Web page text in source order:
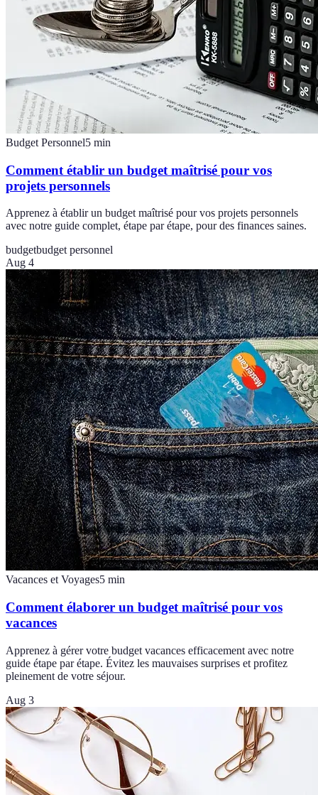
Budget Personnel5 min
Comment établir un budget maîtrisé pour vos
projets personnels
Apprenez à établir un budget maîtrisé pour vos projets personnels
avec notre guide complet, étape par étape, pour des finances saines.
budgetbudget personnel
Aug 4
Vacances et Voyages5 min
Comment élaborer un budget maîtrisé pour vos
vacances
Apprenez à gérer votre budget vacances efficacement avec notre
guide étape par étape. Évitez les mauvaises surprises et profitez
pleinement de votre séjour.
Aug 3